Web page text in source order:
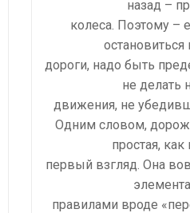
назад –
колеса. Поэтому –
остановиться
дороги, надо быть
не делать
движения, не
Одним словом,
простая,
первый взгляд. Она
правилами вроде